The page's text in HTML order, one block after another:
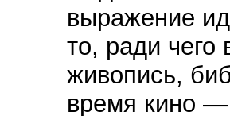
выражение
то, ради
живопись,
время кино —